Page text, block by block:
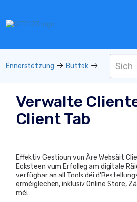
Ënnerstëtzung Buttek
Verwalte
Client Tab
Effektiv Gestioun vun Äre Websäit
Ecksteen vum Erfolleg am digitale
verfügbar an all Tools déi
erméiglechen, inklusiv Online Store,
méi.